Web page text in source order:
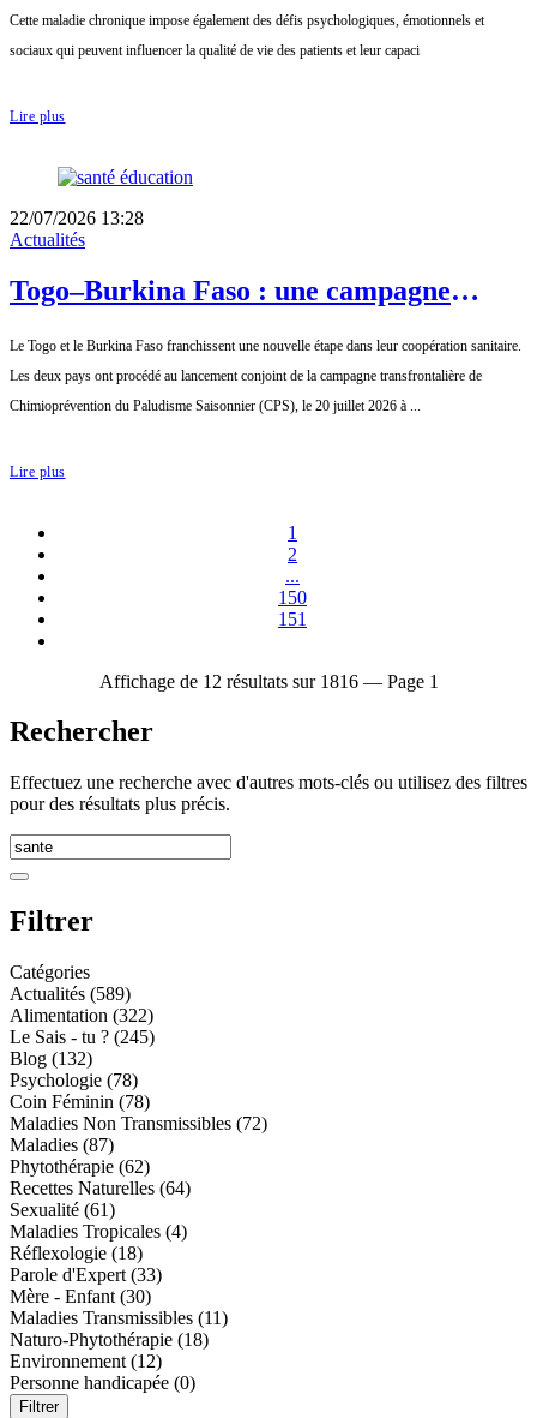
Cette maladie chronique impose également des défis psychologiques, émotionnels et
sociaux qui peuvent influencer la qualité de vie des patients et leur capaci
Lire plus
22/07/2026 13:28
Actualités
Togo–Burkina Faso : une campagne
contre le paludisme saisonnier
Le Togo et le Burkina Faso franchissent une nouvelle étape dans leur coopération sanitaire.
Les deux pays ont procédé au lancement conjoint de la campagne transfrontalière de
Chimioprévention du Paludisme Saisonnier (CPS), le 20 juillet 2026 à ...
Lire plus
1
2
...
150
151
Affichage de 12 résultats sur 1816 — Page 1
Rechercher
Effectuez une recherche avec d'autres mots-clés ou utilisez des filtres
pour des résultats plus précis.
Filtrer
Catégories
Actualités (589)
Alimentation (322)
Le Sais - tu ? (245)
Blog (132)
Psychologie (78)
Coin Féminin (78)
Maladies Non Transmissibles (72)
Maladies (87)
Phytothérapie (62)
Recettes Naturelles (64)
Sexualité (61)
Maladies Tropicales (4)
Réflexologie (18)
Parole d'Expert (33)
Mère - Enfant (30)
Maladies Transmissibles (11)
Naturo-Phytothérapie (18)
Environnement (12)
Personne handicapée (0)
Filtrer